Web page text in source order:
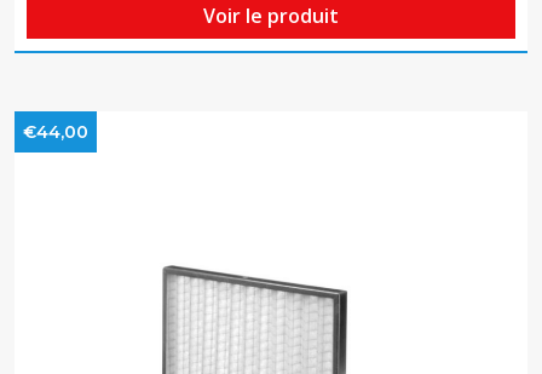
Voir le produit
€44,00